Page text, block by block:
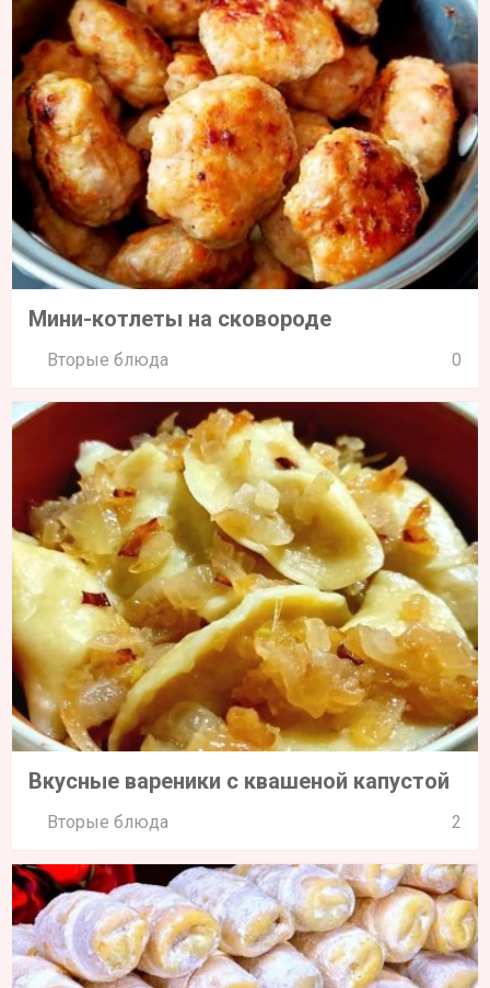
Мини-котлеты на сковороде
Вторые блюда 0
Вкусные вареники с квашеной капустой
Вторые блюда 2